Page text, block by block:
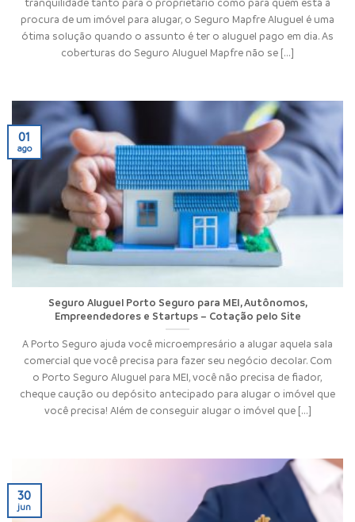
procura de um imóvel para alugar, o Seguro Mapfre Aluguel é uma
ótima solução quando o assunto é ter o aluguel pago em dia. As
coberturas do Seguro Aluguel Mapfre não se [...]
Seguro Aluguel Porto Seguro para MEI, Autônomos,
Empreendedores e Startups – Cotação pelo Site
A Porto Seguro ajuda você microempresário a alugar aquela sala
comercial que você precisa para fazer seu negócio decolar. Com
o Porto Seguro Aluguel para MEI, você não precisa de fiador,
cheque caução ou depósito antecipado para alugar o imóvel que
você precisa! Além de conseguir alugar o imóvel que [...]
01
ago
30
jun